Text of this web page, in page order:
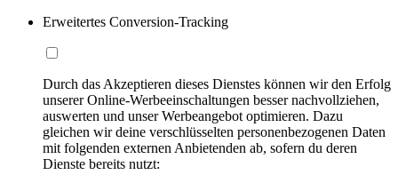
Erweitertes Conversion-Tracking
Durch das Akzeptieren dieses Dienstes können wir den Erfolg
unserer Online-Werbeeinschaltungen besser nachvollziehen,
auswerten und unser Werbeangebot optimieren. Dazu
gleichen wir deine verschlüsselten personenbezogenen Daten
mit folgenden externen Anbietenden ab, sofern du deren
Dienste bereits nutzt: